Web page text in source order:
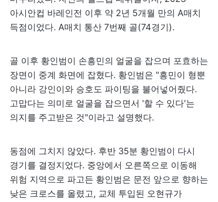
아시안컵 바레인전 이후 약 2년 5개월 만의 A매치
득점이었다. A매치 통산 7번째 골(74경기).
골 이후 황인범이 손흥민의 얼굴을 잡으며 포효하는
장면이 중계 화면에 잡혔다. 황인범은 "흥민이 형뿐
아니라 강인이와 승호도 파이팅을 불어넣어줬다.
고맙다는 의미로 얼굴을 잡으면서 '할 수 있다'는
의지를 주고받은 것"이라고 설명했다.
동점에 그치지 않았다. 후반 35분 황인범이 다시
경기를 결정지었다. 중앙에서 오른쪽으로 이동해
위험 지역으로 파고든 황인범은 문전 앞으로 향하는
낮은 크로스를 올렸고, 교체 투입된 오현규가